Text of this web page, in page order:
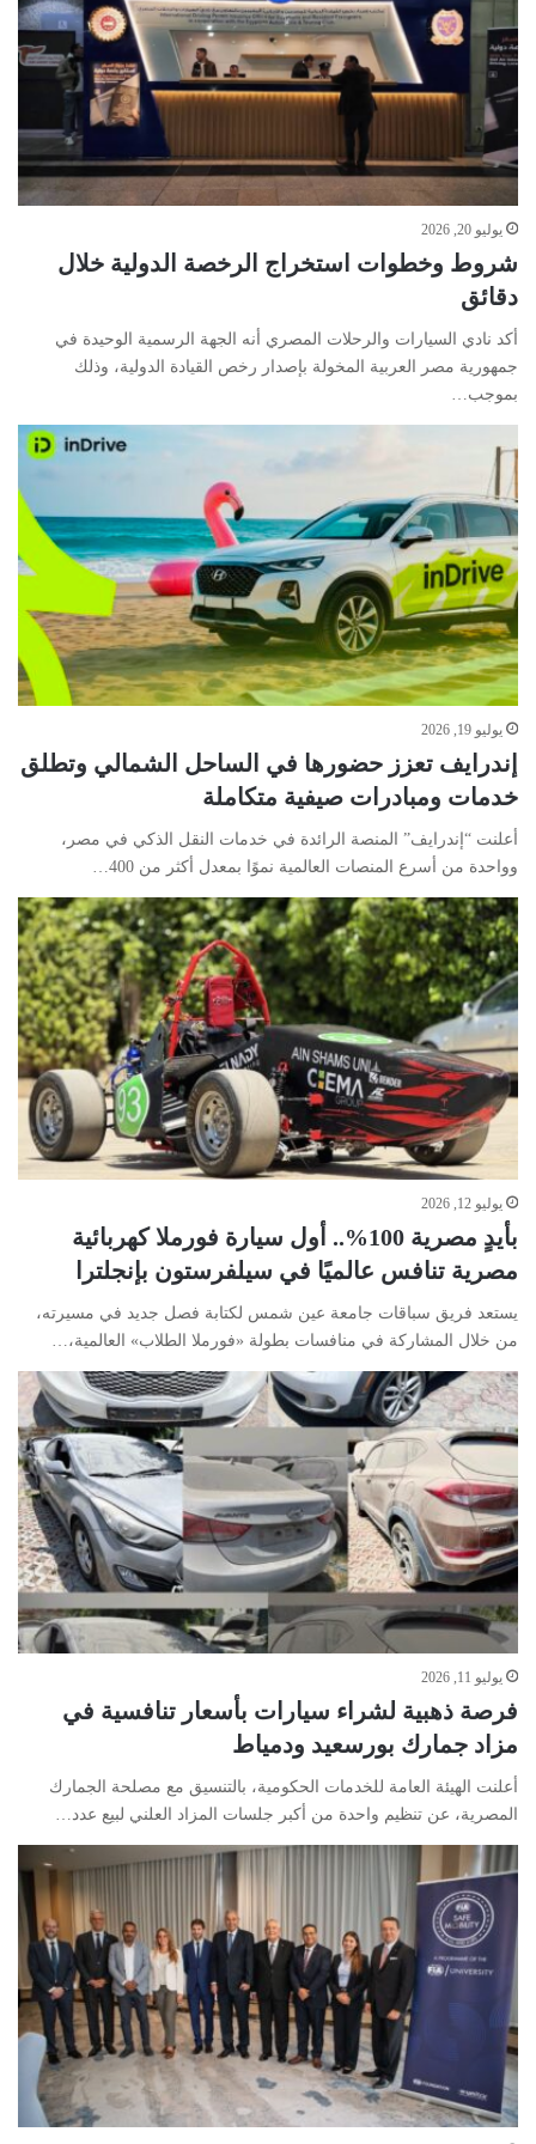
يوليو 20, 2026
شروط وخطوات استخراج الرخصة الدولية خلال
دقائق
أكد نادي السيارات والرحلات المصري أنه الجهة الرسمية الوحيدة في
جمهورية مصر العربية المخولة بإصدار رخص القيادة الدولية، وذلك
بموجب…
يوليو 19, 2026
إندرايف تعزز حضورها في الساحل الشمالي وتطلق
خدمات ومبادرات صيفية متكاملة
أعلنت “إندرايف” المنصة الرائدة في خدمات النقل الذكي في مصر،
وواحدة من أسرع المنصات العالمية نموًا بمعدل أكثر من 400…
يوليو 12, 2026
بأيدٍ مصرية 100%.. أول سيارة فورملا كهربائية
مصرية تنافس عالميًا في سيلفرستون بإنجلترا
يستعد فريق سباقات جامعة عين شمس لكتابة فصل جديد في مسيرته،
من خلال ‏المشاركة في منافسات بطولة «فورملا الطلاب» العالمية،…
يوليو 11, 2026
فرصة ذهبية لشراء سيارات بأسعار تنافسية في
مزاد جمارك بورسعيد ودمياط
أعلنت الهيئة العامة للخدمات الحكومية، بالتنسيق مع مصلحة الجمارك
المصرية، عن تنظيم واحدة من أكبر جلسات المزاد العلني لبيع عدد…